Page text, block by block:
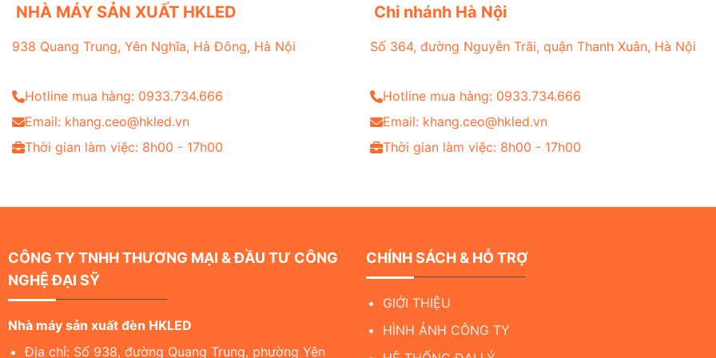
NHÀ MÁY SẢN XUẤT HKLED
938 Quang Trung, Yên Nghĩa, Hà Đông, Hà Nội
Hotline mua hàng: 0933.734.666
Email: khang.ceo@hkled.vn
Thời gian làm việc: 8h00 - 17h00
Chi nhánh Hà Nội
Số 364, đường Nguyễn Trãi, quận Thanh Xuân, Hà Nội
Hotline mua hàng: 0933.734.666
Email: khang.ceo@hkled.vn
Thời gian làm việc: 8h00 - 17h00
CÔNG TY TNHH THƯƠNG MẠI & ĐẦU TƯ CÔNG
NGHỆ ĐẠI SỸ
Nhà máy sản xuất đèn HKLED
Địa chỉ: Số 938, đường Quang Trung, phường Yên
CHÍNH SÁCH & HỖ TRỢ
GIỚI THIỆU
HÌNH ẢNH CÔNG TY